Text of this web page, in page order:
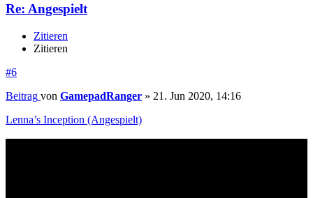
Re: Angespielt
Zitieren
Zitieren
#6
Beitrag von GamepadRanger » 21. Jun 2020, 14:16
Lenna’s Inception (Angespielt)